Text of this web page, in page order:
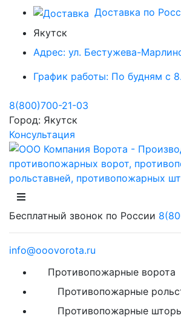
Доставка по
Якутск
Адрес: ул. Бестужева-
График работы: По будням с
8(800)700-21-03
Город: Якутск
Консультация
Бесплатный звонок по России
info@ooovorota.ru
Противопожарные ворота
Противопожарные
Противопожарные